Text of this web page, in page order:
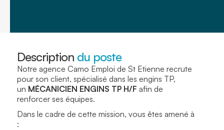
Description du poste
Notre agence Camo Emploi de St Etienne recrute
pour son client, spécialisé dans les engins TP,
un MÉCANICIEN ENGINS TP H/F afin de
renforcer ses équipes.
Dans le cadre de cette mission, vous êtes amené à
: